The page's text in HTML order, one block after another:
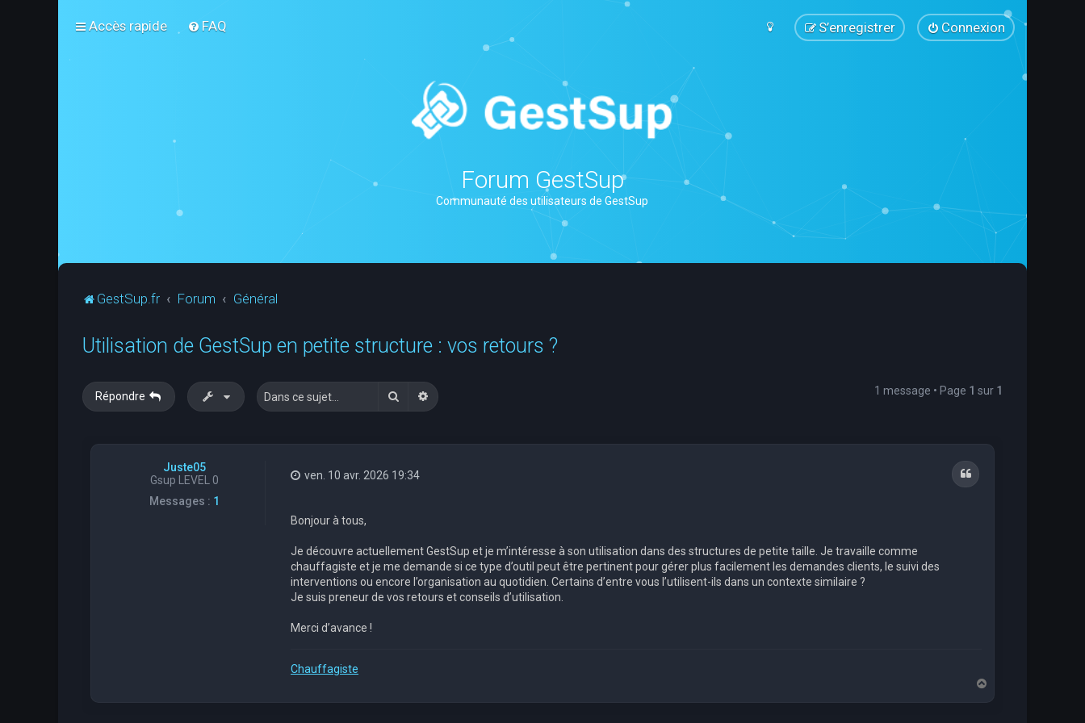
Accès rapide FAQ Connexion
S’enregistrer
Forum GestSup
Communauté des utilisateurs de GestSup
GestSup.fr Forum Général
Utilisation de GestSup en petite structure : vos retours ?
Répondre RechercherRecherche avancée 1 message • Page 1 sur 1
Juste05
Gsup LEVEL 0
Messages : 1
Citation
ven. 10 avr. 2026 19:34
Bonjour à tous,
Je découvre actuellement GestSup et je m’intéresse à son utilisation dans des structures de petite taille. Je travaille comme
chauffagiste et je me demande si ce type d’outil peut être pertinent pour gérer plus facilement les demandes clients, le suivi des
interventions ou encore l’organisation au quotidien. Certains d’entre vous l’utilisent-ils dans un contexte similaire ?
Je suis preneur de vos retours et conseils d’utilisation.
Merci d’avance !
Chauffagiste
a